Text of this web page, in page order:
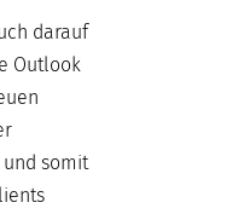
darauf
Outlook
somit